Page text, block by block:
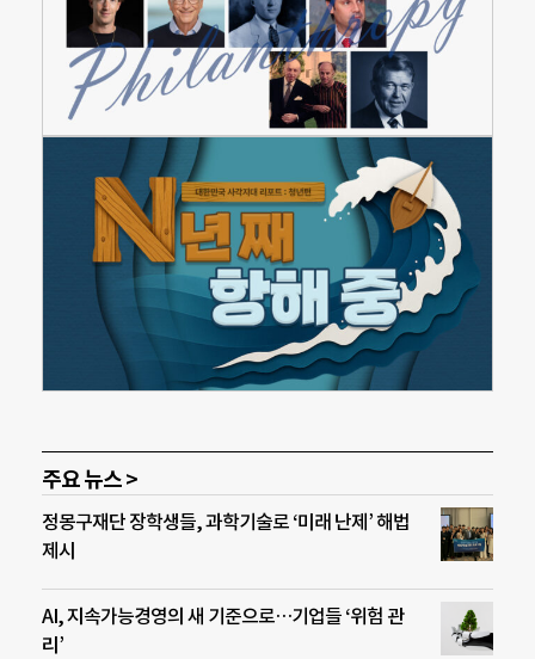
주요 뉴스 >
정몽구재단 장학생들, 과학기술로 ‘미래 난제’ 해법
제시
AI, 지속가능경영의 새 기준으로…기업들 ‘위험 관
리’